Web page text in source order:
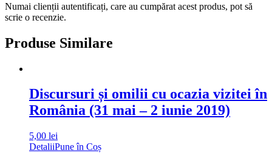
Numai clienții autentificați, care au cumpărat acest produs, pot să
scrie o recenzie.
Produse Similare
Discursuri și omilii cu ocazia vizitei în
România (31 mai – 2 iunie 2019)
5,00 lei
DetaliiPune în Coș